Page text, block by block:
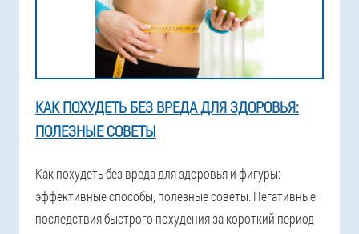
КАК ПОХУДЕТЬ БЕЗ ВРЕДА ДЛЯ ЗДОРОВЬЯ:
ПОЛЕЗНЫЕ СОВЕТЫ
Как похудеть без вреда для здоровья и фигуры:
эффективные способы, полезные советы. Негативные
последствия быстрого похудения за короткий период